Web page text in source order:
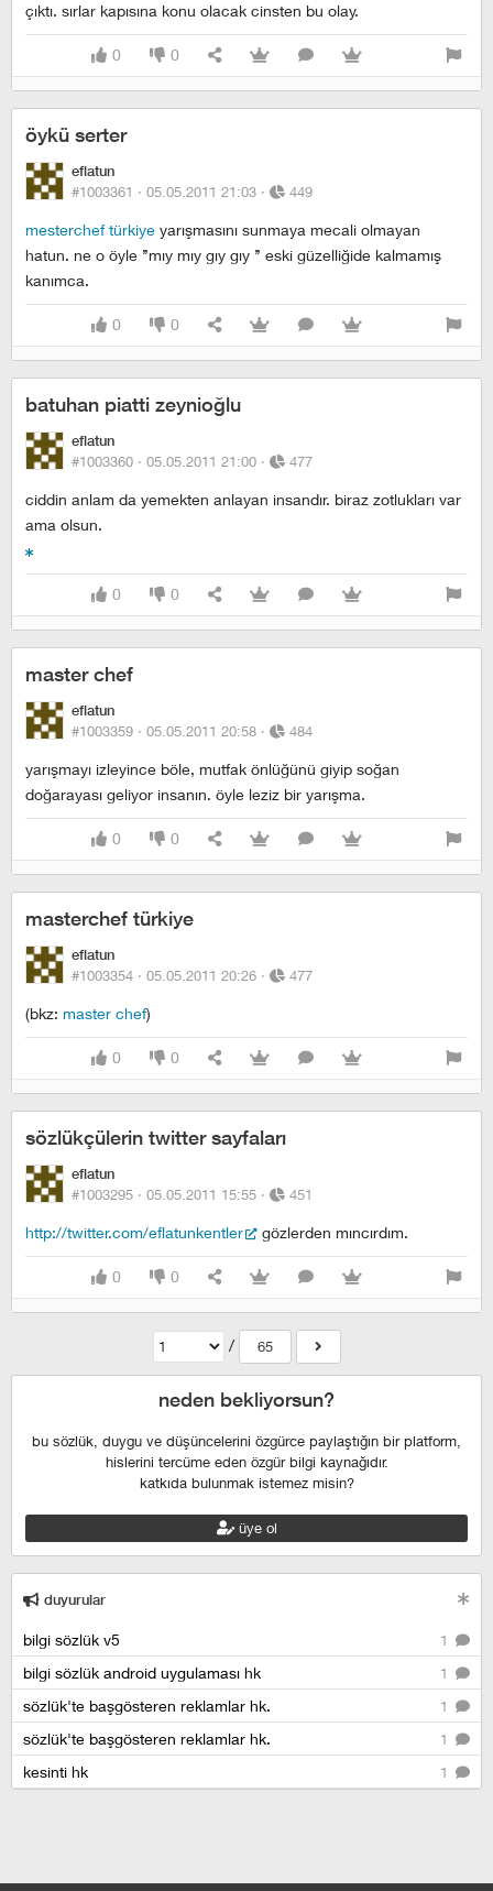
çıktı. sırlar kapısına konu olacak cinsten bu olay.
0 0
öykü serter
eflatun
#1003361 · 05.05.2011 21:03 · 449
mesterchef türkiye yarışmasını sunmaya mecali olmayan
hatun. ne o öyle ’’mıy mıy gıy gıy ’’ eski güzelliğide kalmamış
kanımca.
0 0
batuhan piatti zeynioğlu
eflatun
#1003360 · 05.05.2011 21:00 · 477
ciddin anlam da yemekten anlayan insandır. biraz zotlukları var
ama olsun.
0 0
master chef
eflatun
#1003359 · 05.05.2011 20:58 · 484
yarışmayı izleyince böle, mutfak önlüğünü giyip soğan
doğarayası geliyor insanın. öyle leziz bir yarışma.
0 0
masterchef türkiye
eflatun
#1003354 · 05.05.2011 20:26 · 477
(bkz: master chef)
0 0
sözlükçülerin twitter sayfaları
eflatun
#1003295 · 05.05.2011 15:55 · 451
http://twitter.com/eflatunkentler gözlerden mıncırdım.
0 0
/ 65
neden bekliyorsun?
bu sözlük, duygu ve düşüncelerini özgürce paylaştığın bir platform,
hislerini tercüme eden özgür bilgi kaynağıdır.
katkıda bulunmak istemez misin?
üye ol
duyurular
1
bilgi sözlük v5
1
bilgi sözlük android uygulaması hk
1
sözlük'te başgösteren reklamlar hk.
1
sözlük'te başgösteren reklamlar hk.
1
kesinti hk